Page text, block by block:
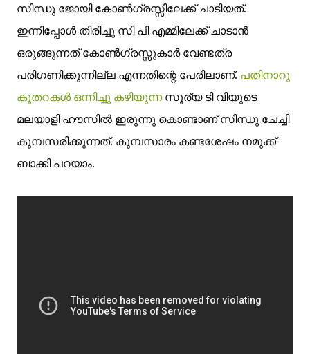
സിന്ധു ജോയി കോണ്‍ഗ്രസ്സിലേക്ക് ചാടിയത്.
ഇന്നിപ്പോൾ തിരിച്ചു സി പി എമ്മിലേക്ക് ചാടാൻ
ഒരുങ്ങുന്നത് കോണ്‍ഗ്രസ്സുകാർ വേണ്ടത്ര
പരിഗണിക്കുന്നില്ല എന്നതിന്റെ പേരിലാണ്. പതിനാറു
കൂതറകൾ ഒന്നിച്ചു കഴിയുന്ന സൂര്യ ടി വിയുടെ
മലയാളി ഹൗസിൽ ഇരുന്നു കൊണ്ടാണ് സിന്ധു ചേച്ചി
കുമ്പസരിക്കുന്നത്. കുമ്പസാരം കണ്ടശേഷം നമുക്ക്
ബാക്കി പറയാം.